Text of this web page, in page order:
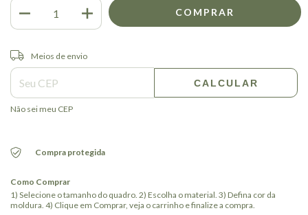
Entregas para o CEP:
Meios de envio
CALCULAR
Não sei meu CEP
Compra protegida
Como Comprar
1) Selecione o tamanho do quadro. 2) Escolha o material. 3) Defina cor da
moldura. 4) Clique em Comprar, veja o carrinho e finalize a compra.